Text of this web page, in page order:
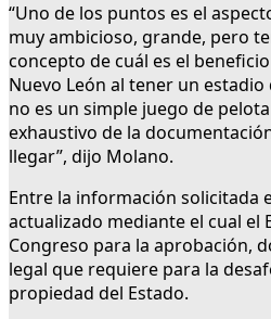
“Uno de los puntos es el
muy ambicioso, grande, pero
concepto de cuál es el
Nuevo León al tener un
no es un simple juego de
exhaustivo de la
llegar”, dijo Molano.
Entre la información solicitada
actualizado mediante el cual el
Congreso para la aprobación,
legal que requiere para la
propiedad del Estado.